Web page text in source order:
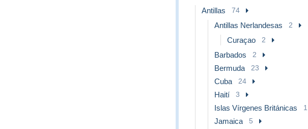
Antillas 74
Antillas Nerlandesas 2
Curaçao 2
Barbados 2
Bermuda 23
Cuba 24
Haití 3
Islas Vírgenes Británicas 1
Jamaica 5